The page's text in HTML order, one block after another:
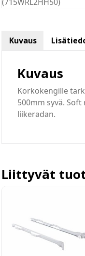
Kuvaus
Kuvaus
Korkokengille
500mm syvä.
liikeradan.
Liittyvät